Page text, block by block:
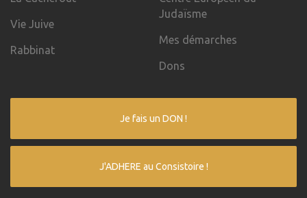
Vie Juive
Rabbinat
Judaïsme
Mes démarches
Dons
Je fais un DON !
J'ADHERE au Consistoire !